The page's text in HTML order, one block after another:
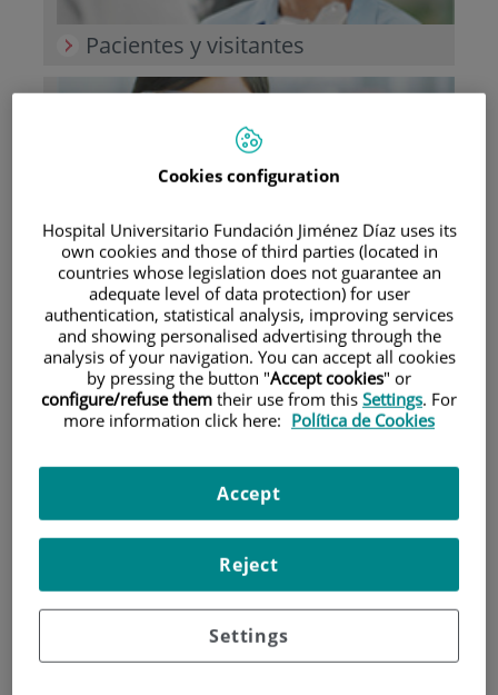
Pacientes y visitantes
Investigación
Teléfono de atención al usuario
900 301 013
Cookies configuration
Hospital Universitario Fundación Jiménez Díaz uses its
own cookies and those of third parties (located in
countries whose legislation does not guarantee an
adequate level of data protection) for user
authentication, statistical analysis, improving services
and showing personalised advertising through the
analysis of your navigation. You can accept all cookies
by pressing the button "Accept cookies" or
configure/refuse them their use from this Settings. For
more information click here: Política de Cookies
Settings
Reject
Accept